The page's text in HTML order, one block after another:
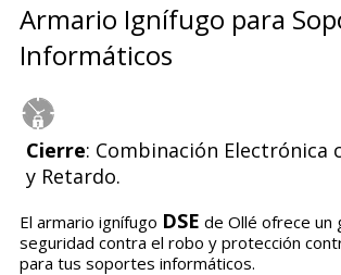
Armario Ignífugo para
Informáticos
Cierre: Combinación Electrónica
y Retardo.
El armario ignífugo DSE de Ollé ofrece un
seguridad contra el robo y protección
para tus soportes informáticos.